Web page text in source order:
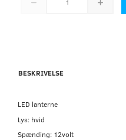
BESKRIVELSE
LED lanterne
Lys: hvid
Spænding: 12volt